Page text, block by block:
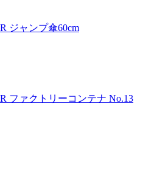
ジャンプ傘60cm
ファクトリーコンテナ No.13